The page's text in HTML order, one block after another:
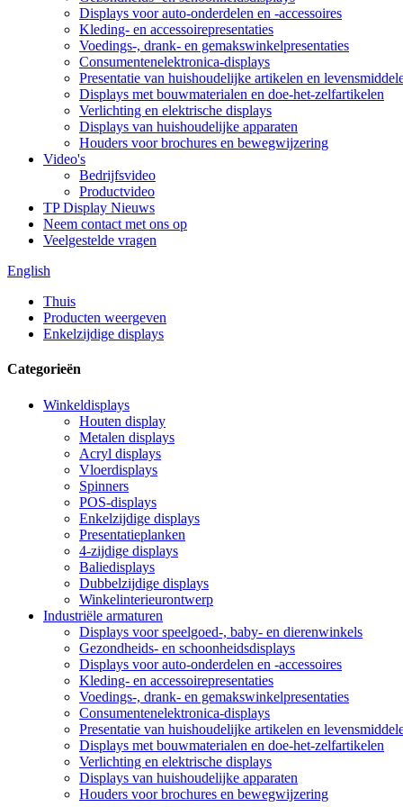
Displays voor auto-onderdelen en -accessoires
Kleding- en accessoirepresentaties
Voedings-, drank- en gemakswinkelpresentaties
Consumentenelektronica-displays
Presentatie van huishoudelijke artikelen en
Displays met bouwmaterialen en doe-het-zelfartikelen
Verlichting en elektrische displays
Displays van huishoudelijke apparaten
Houders voor brochures en bewegwijzering
Video's
Bedrijfsvideo
Productvideo
TP Display Nieuws
Neem contact met ons op
Veelgestelde vragen
English
Thuis
Producten weergeven
Enkelzijdige displays
Categorieën
Winkeldisplays
Houten display
Metalen displays
Acryl displays
Vloerdisplays
Spinners
POS-displays
Enkelzijdige displays
Presentatieplanken
4-zijdige displays
Baliedisplays
Dubbelzijdige displays
Winkelinterieurontwerp
Industriële armaturen
Displays voor speelgoed-, baby- en dierenwinkels
Gezondheids- en schoonheidsdisplays
Displays voor auto-onderdelen en -accessoires
Kleding- en accessoirepresentaties
Voedings-, drank- en gemakswinkelpresentaties
Consumentenelektronica-displays
Presentatie van huishoudelijke artikelen en
Displays met bouwmaterialen en doe-het-zelfartikelen
Verlichting en elektrische displays
Displays van huishoudelijke apparaten
Houders voor brochures en bewegwijzering